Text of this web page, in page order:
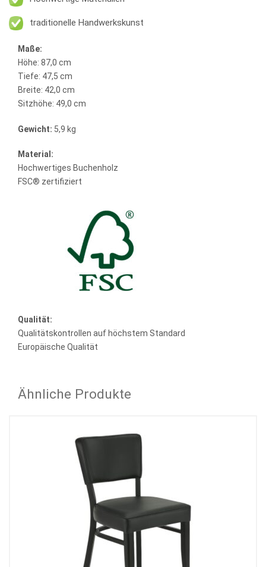
traditionelle Handwerkskunst
Maße:
Höhe: 87,0 cm
Tiefe: 47,5 cm
Breite: 42,0 cm
Sitzhöhe: 49,0 cm
Gewicht: 5,9 kg
Material:
Hochwertiges Buchenholz
FSC® zertifiziert
Qualität:
Qualitätskontrollen auf höchstem Standard
Europäische Qualität
Ähnliche Produkte